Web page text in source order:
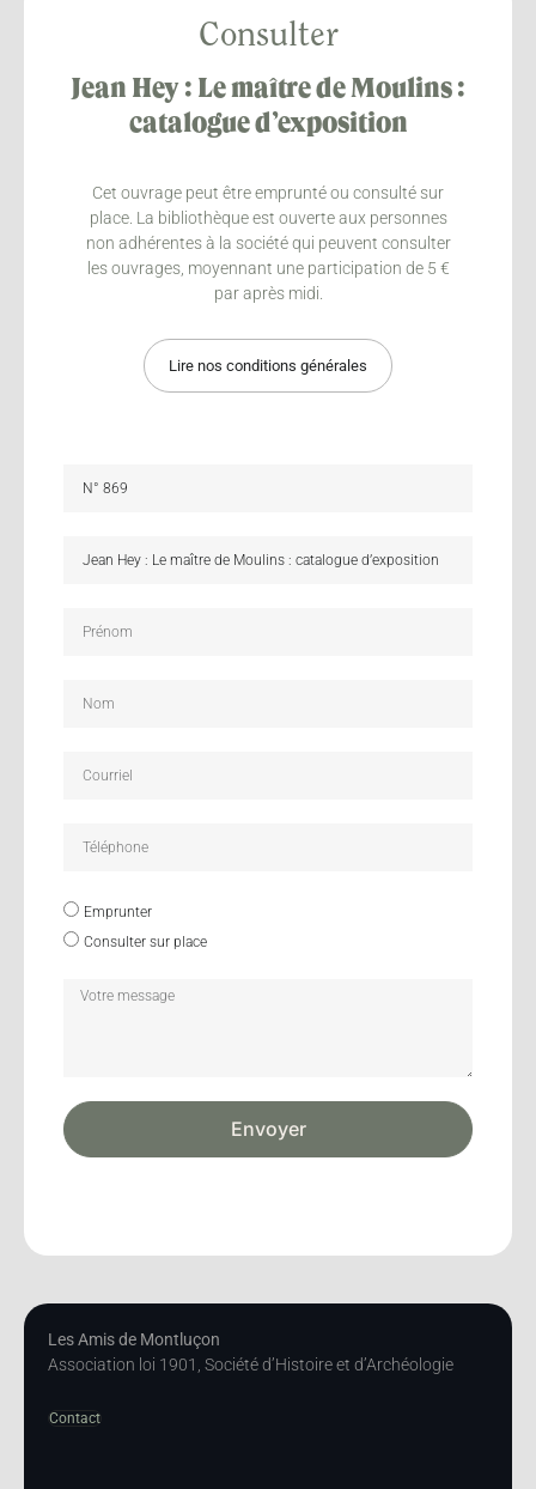
Consulter
Jean Hey : Le maître de Moulins :
catalogue d’exposition
Cet ouvrage peut être emprunté ou consulté sur
place. La bibliothèque est ouverte aux personnes
non adhérentes à la société qui peuvent consulter
les ouvrages, moyennant une participation de 5 €
par après midi.
Lire nos conditions générales
Emprunter
Consulter sur place
Envoyer
Les Amis de Montluçon
Association loi 1901, Société d’Histoire et d’Archéologie
Contact